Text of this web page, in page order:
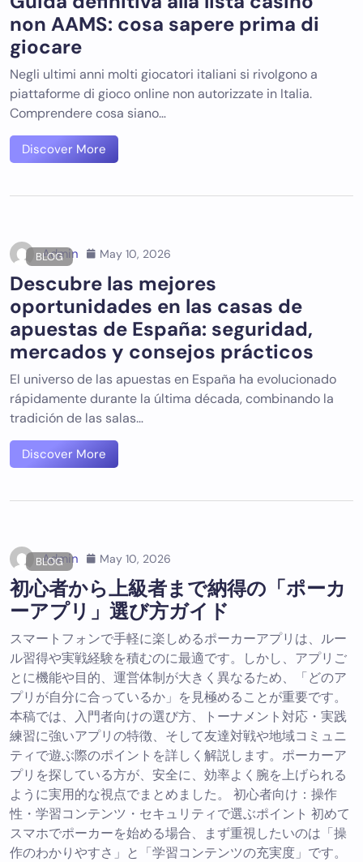
non AAMS: cosa sapere prima di
giocare
Negli ultimi anni molti giocatori italiani si rivolgono a
piattaforme di gioco online non autorizzate in Italia.
Comprendere cosa siano…
Discover More
BLOG
Admin May 10, 2026
Descubre las mejores
oportunidades en las casas de
apuestas de España: seguridad,
mercados y consejos prácticos
El universo de las apuestas en España ha evolucionado
rápidamente durante la última década, combinando la
tradición de las salas…
Discover More
BLOG
Admin May 10, 2026
初心者から上級者まで納得の「ポーカ
ーアプリ」選び方ガイド
スマートフォンで手軽に楽しめるポーカーアプリは、ルー
ル習得や実戦経験を積むのに最適です。しかし、アプリご
とに機能や目的、運営体制が大きく異なるため、「どのア
プリが自分に合っているか」を見極めることが重要です。
本稿では、入門者向けの選び方、トーナメント対応・実践
練習に強いアプリの特徴、そして友達対戦や地域コミュニ
ティで遊ぶ際のポイントを詳しく解説します。ポーカーア
プリを探している方が、安全に、効率よく腕を上げられる
ように実用的な視点でまとめました。 初心者向け：操作
性・学習コンテンツ・セキュリティで選ぶポイント 初めて
スマホでポーカーを始める場合、まず重視したいのは「操
作のわかりやすさ」と「学習コンテンツの充実度」です。